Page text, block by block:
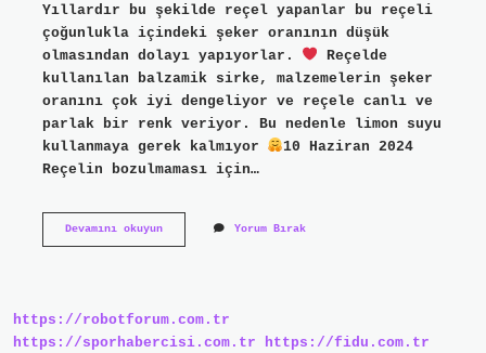
Yıllardır bu şekilde reçel yapanlar bu reçeli
çoğunlukla içindeki şeker oranının düşük
olmasından dolayı yapıyorlar.
Reçelde
kullanılan balzamik sirke, malzemelerin şeker
oranını çok iyi dengeliyor ve reçele canlı ve
parlak bir renk veriyor. Bu nedenle limon suyu
kullanmaya gerek kalmıyor
10 Haziran 2024
Reçelin bozulmaması için…
Devamını okuyunReçel
Yorum Bırak
https://robotforum.com.tr
https://sporhabercisi.com.tr
https://fidu.com.tr